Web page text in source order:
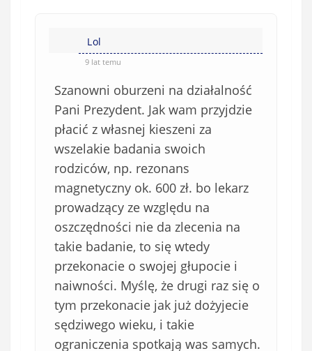
Lol
9 lat temu
Szanowni oburzeni na działalność
Pani Prezydent. Jak wam przyjdzie
płacić z własnej kieszeni za
wszelakie badania swoich
rodziców, np. rezonans
magnetyczny ok. 600 zł. bo lekarz
prowadzący ze względu na
oszczędności nie da zlecenia na
takie badanie, to się wtedy
przekonacie o swojej głupocie i
naiwności. Myślę, że drugi raz się o
tym przekonacie jak już dożyjecie
sędziwego wieku, i takie
ograniczenia spotkają was samych.